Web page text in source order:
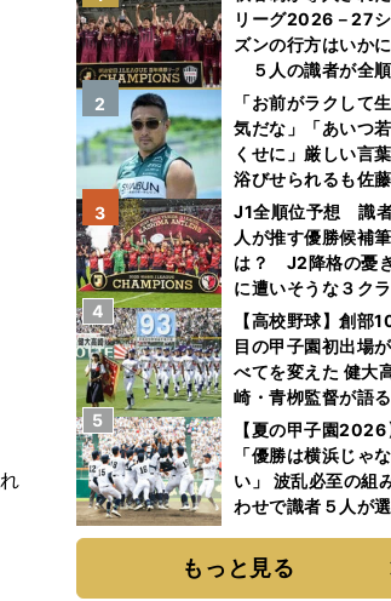
リーグ2026－27
ズンの行方はいか
５人の識者が全順
を大胆予想
「お前がラクして
気だな」「あいつ
くせに」厳しい言
浴びせられるも佐
太郎が貫いた誇り
ァンへの思い
2
J1全順位予想 識
人が推す優勝候補
は？ J2降格の憂
に遭いそうな３ク
とは？
3
【高校野球】創部
目の甲子園初出場
べてを変えた 健大
崎・青栁監督が語る
「機動破壊」はこう
て生まれた
4
【夏の甲子園2026
「優勝は横浜じゃな
い」 波乱必至の組
わせで識者５人が
5
もっと見る